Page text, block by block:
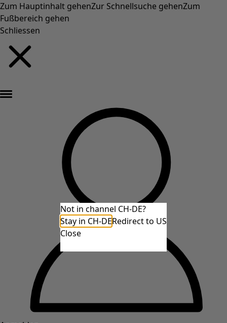
Zum Hauptinhalt gehenZur Schnellsuche gehenZum
Fußbereich gehen
Schliessen
Not in channel CH-DE?
Stay in CH-DERedirect to US
Close